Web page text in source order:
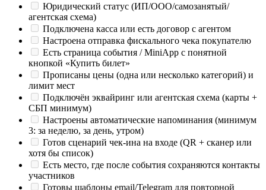
Юридический статус (ИП/ООО/самозанятый/
агентская схема)
Подключена касса или есть договор с агентом
Настроена отправка фискального чека покупателю
Есть страница события / MiniApp с понятной
кнопкой «Купить билет»
Прописаны цены (одна или несколько категорий) и
лимит мест
Подключён эквайринг или агентская схема (карты +
СБП минимум)
Настроены автоматические напоминания (минимум
3: за неделю, за день, утром)
Готов сценарий чек-ина на входе (QR + сканер или
хотя бы список)
Есть место, где после события сохраняются контакты
участников
Готовы шаблоны email/Telegram для повторной